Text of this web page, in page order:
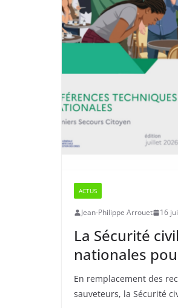
ACTUS
Jean-Philippe Arrouet 16
La Sécurité
nationales
En remplacement des
sauveteurs, la Sécurité